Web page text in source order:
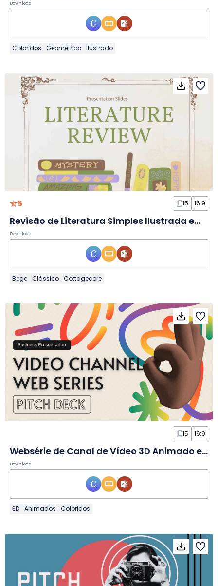
Download
Coloridos Geométrico Ilustrado
5 15 16:9
Revisão de Literatura Simples Ilustrada em Slides
Download
Bege Clássico Cottagecore
15 16:9
Websérie de Canal de Vídeo 3D Animado em Slides
Download
3D Animados Coloridos